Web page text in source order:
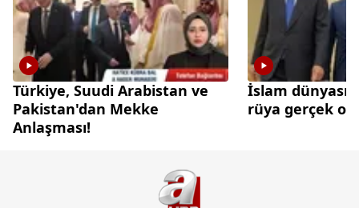
Türkiye, Suudi Arabistan ve
Pakistan'dan Mekke
Anlaşması!
İslam
rüya gerçek